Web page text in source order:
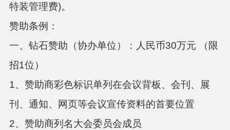
特装管理费)。
赞助条例：
一、钻石赞助（协办单位）：人民币30万元 （限
招1位）
1、赞助商彩色标识单列在会议背板、会刊、展
刊、通知、网页等会议宣传资料的首要位置
2、赞助商列名大会委员会成员